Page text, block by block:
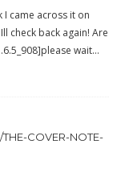
I came across it on
check back again! Are
wait…
COVER-NOTE-